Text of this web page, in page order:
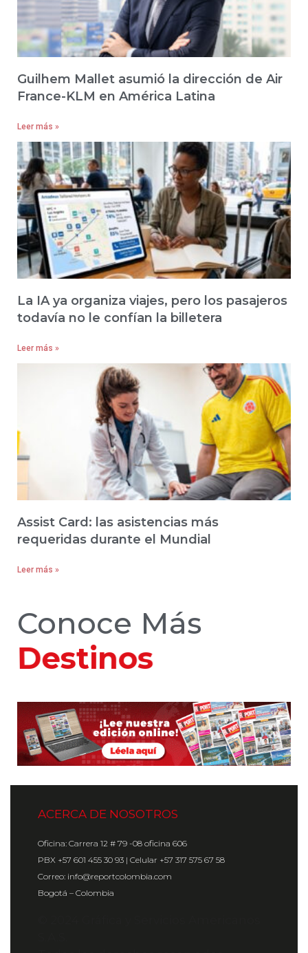
Guilhem Mallet asumió la dirección de Air
France-KLM en América Latina
Leer más »
La IA ya organiza viajes, pero los pasajeros
todavía no le confían la billetera
Leer más »
Assist Card: las asistencias más
requeridas durante el Mundial
Leer más »
Conoce Más
Hoteles
ACERCA DE NOSOTROS
Oficina: Carrera 12 # 79 -08 oficina 606
PBX +57 601 455 30 93 | Celular +57 317 575 67 58
Correo: info@reportcolombia.com
Bogotá – Colombia